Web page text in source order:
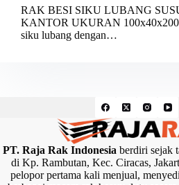
RAK BESI SIKU LUBANG
KANTOR UKURAN 100x40x200
siku lubang dengan…
PT. Raja Rak Indonesiaberdiri sejak
di Kp. Rambutan, Kec. Ciracas,
pelopor pertama kali menjual,